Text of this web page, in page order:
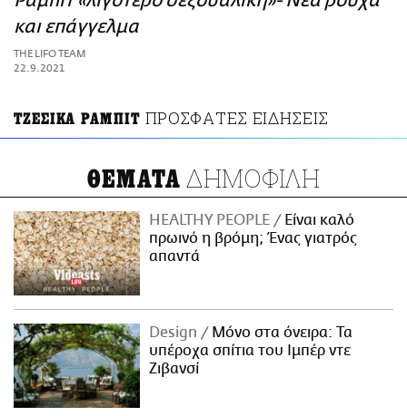
ΑΜΠΑ
PRINT
και επάγγελμα
THE LIFO TEAM
22.9.2021
ΤΖΕΣΙΚΑ ΡΑΜΠΙΤ ΠΡΟΣΦΑΤΕΣ ΕΙΔΗΣΕΙΣ
ΘΕΜΑΤΑ ΔΗΜΟΦΙΛΗ
HEALTHY PEOPLE
Είναι καλό
πρωινό η βρόμη; Ένας γιατρός
απαντά
Design
Μόνο στα όνειρα: Τα
υπέροχα σπίτια του Ιμπέρ ντε
Ζιβανσί